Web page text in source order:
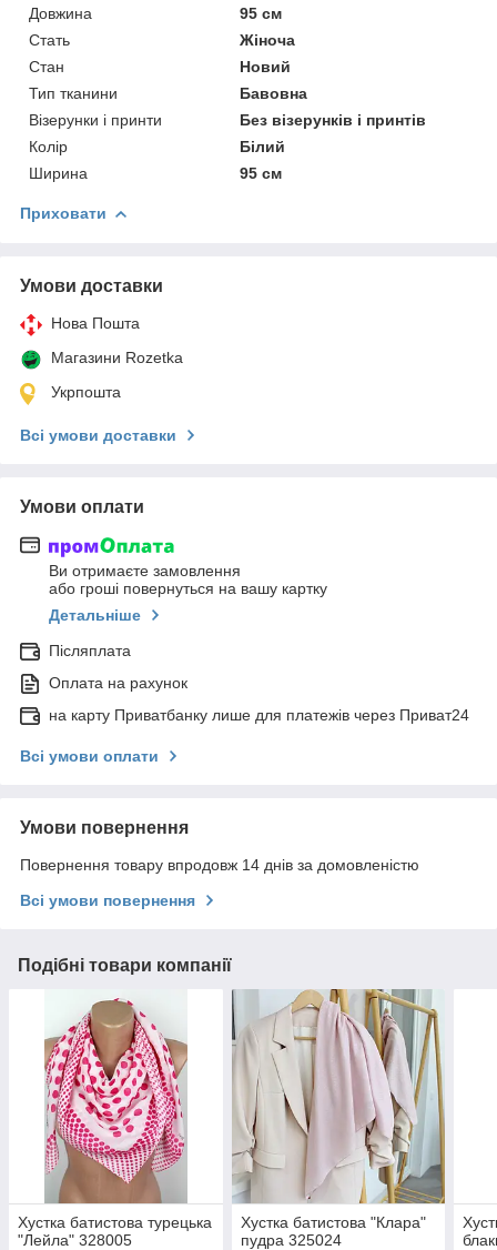
Довжина
95 см
Стать
Жіноча
Стан
Новий
Тип тканини
Бавовна
Візерунки і принти
Без візерунків і принтів
Колір
Білий
Ширина
95 см
Приховати
Умови доставки
Нова Пошта
Магазини Rozetka
Укрпошта
Всі умови доставки
Умови оплати
Ви отримаєте замовлення
або гроші повернуться на вашу картку
Детальніше
Післяплата
Оплата на рахунок
на карту Приватбанку лише для платежів через Приват24
Всі умови оплати
Умови повернення
Повернення товару впродовж 14 днів за домовленістю
Всі умови повернення
Подібні товари компанії
Хустка батистова турецька
"Лейла" 328005
Хустка батистова "Клара"
пудра 325024